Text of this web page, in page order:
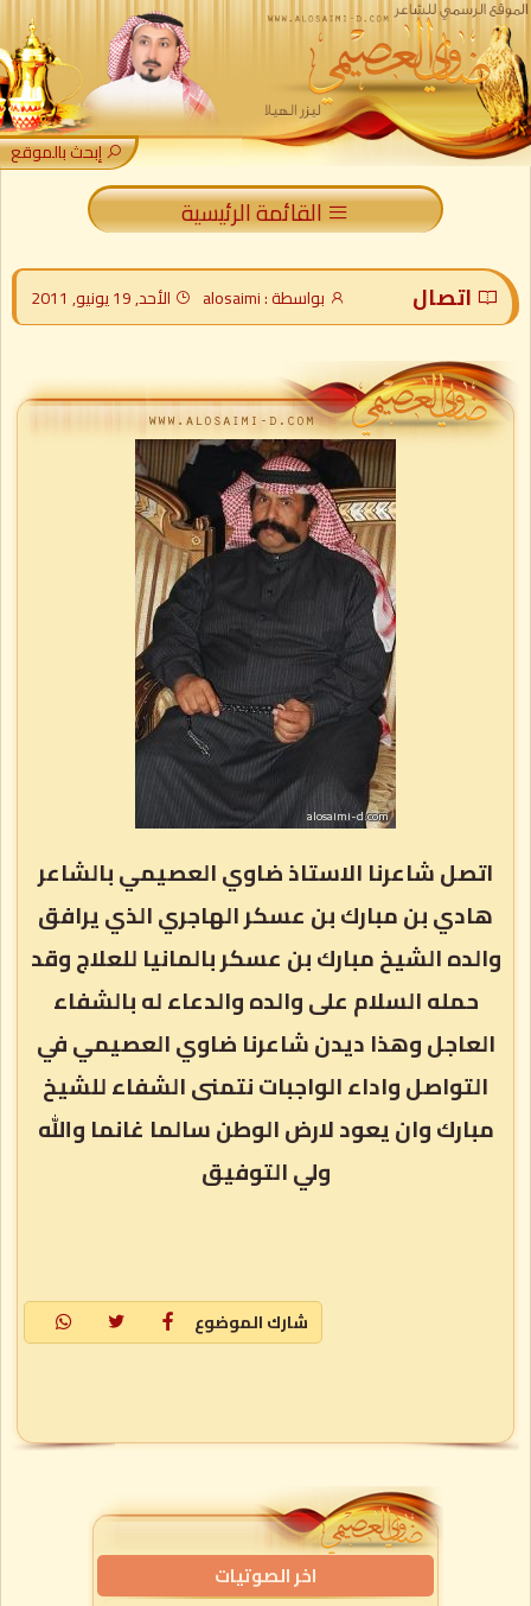
إبحث بالموقع
القائمة الرئيسية
اتصال بواسطة : alosaimi الأحد, 19 يونيو, 2011
اتصل شاعرنا الاستاذ ضاوي العصيمي بالشاعر
هادي بن مبارك بن عسكر الهاجري الذي يرافق
والده الشيخ مبارك بن عسكر بالمانيا للعلاج وقد
حمله السلام على والده والدعاء له بالشفاء
العاجل وهذا ديدن شاعرنا ضاوي العصيمي في
التواصل واداء الواجبات نتمنى الشفاء للشيخ
مبارك وان يعود لارض الوطن سالما غانما والله
ولي التوفيق
شارك الموضوع
اخر الصوتيات